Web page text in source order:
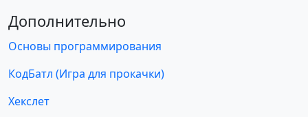
Дополнительно
Основы программирования
КодБатл (Игра для прокачки)
Хекслет